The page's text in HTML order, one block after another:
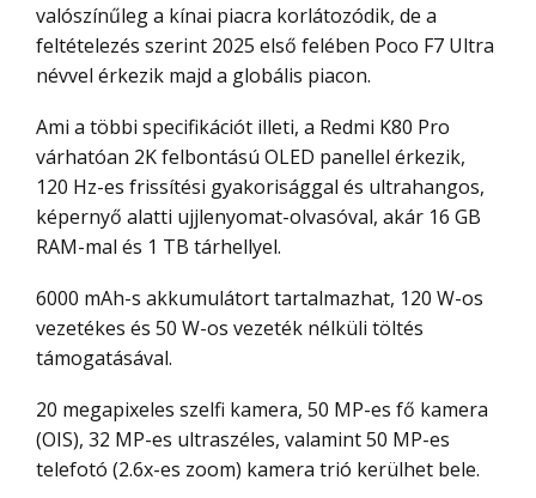
valószínűleg a kínai piacra korlátozódik, de a
feltételezés szerint 2025 első felében Poco F7 Ultra
névvel érkezik majd a globális piacon.
Ami a többi specifikációt illeti, a Redmi K80 Pro
várhatóan 2K felbontású OLED panellel érkezik,
120 Hz-es frissítési gyakorisággal és ultrahangos,
képernyő alatti ujjlenyomat-olvasóval, akár 16 GB
RAM-mal és 1 TB tárhellyel.
6000 mAh-s akkumulátort tartalmazhat, 120 W-os
vezetékes és 50 W-os vezeték nélküli töltés
támogatásával.
20 megapixeles szelfi kamera, 50 MP-es fő kamera
(OIS), 32 MP-es ultraszéles, valamint 50 MP-es
telefotó (2.6x-es zoom) kamera trió kerülhet bele.